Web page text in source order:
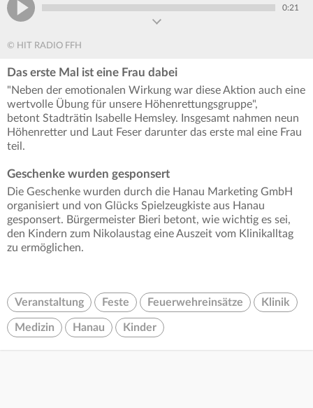
0:21
© HIT RADIO FFH
Das erste Mal ist eine Frau dabei
"Neben der emotionalen Wirkung war diese Aktion auch eine
wertvolle Übung für unsere Höhenrettungsgruppe",
betont Stadträtin Isabelle Hemsley. Insgesamt nahmen neun
Höhenretter und Laut Feser darunter das erste mal eine Frau
teil.
Geschenke wurden gesponsert
Die Geschenke wurden durch die Hanau Marketing GmbH
organisiert und von Glücks Spielzeugkiste aus Hanau
gesponsert. Bürgermeister Bieri betont, wie wichtig es sei,
den Kindern zum Nikolaustag eine Auszeit vom Klinikalltag
zu ermöglichen.
Veranstaltung Feste Feuerwehreinsätze Klinik
Medizin Hanau Kinder